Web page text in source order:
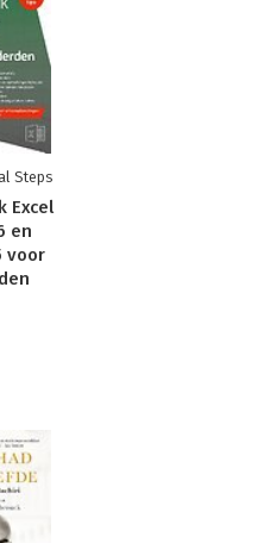
Steps
Excel
en
voor